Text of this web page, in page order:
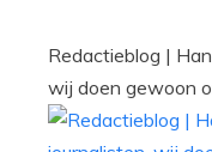
Redactieblog |
wij doen gewoon